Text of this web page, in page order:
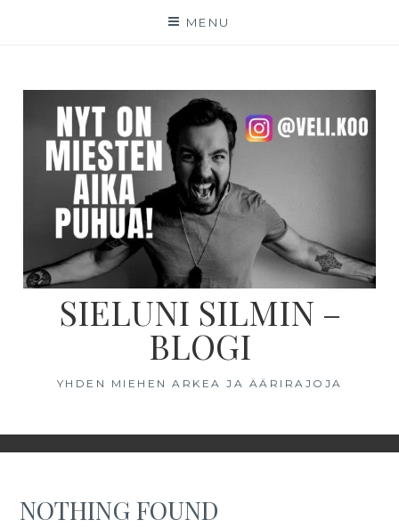
MENU
SIELUNI SILMIN –
BLOGI
YHDEN MIEHEN ARKEA JA ÄÄRIRAJOJA
NOTHING FOUND